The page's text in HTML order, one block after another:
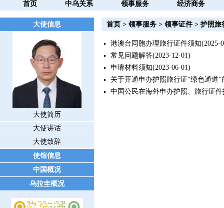
首页 中乌关系 领事服务 经济商务
大使信息
大使简历
大使讲话
大使致辞
使馆信息
中国概况
乌拉圭概况
首页 > 领事服务 > 领事证件> 护照旅
港澳台同胞办理旅行证件须知(2025-
常见问题解答(2023-12-01)
申请材料须知(2023-06-01)
关于开通申办护照旅行证“绿色通道”
中国公民在海外申办护照、旅行证件